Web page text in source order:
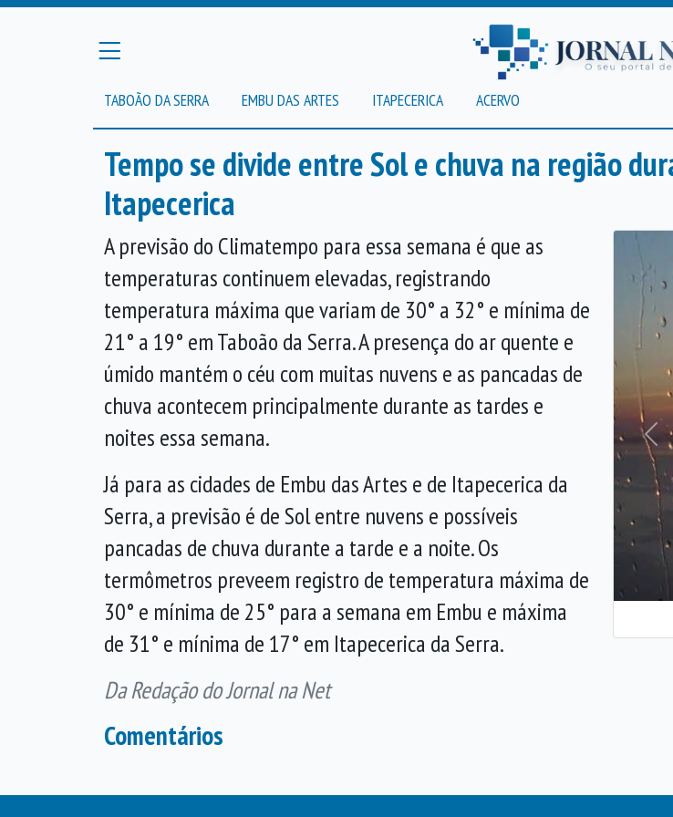
TABOÃO DA SERRA EMBU DAS ARTES ITAPECERICA ACERVO
Tempo se divide entre Sol e chuva na região
Itapecerica
A previsão do Climatempo para essa semana é que as
temperaturas continuem elevadas, registrando
temperatura máxima que variam de 30° a 32° e mínima de
21° a 19° em Taboão da Serra. A presença do ar quente e
úmido mantém o céu com muitas nuvens e as pancadas de
chuva acontecem principalmente durante as tardes e
noites essa semana.
Já para as cidades de Embu das Artes e de Itapecerica da
Serra, a previsão é de Sol entre nuvens e possíveis
pancadas de chuva durante a tarde e a noite. Os
termômetros preveem registro de temperatura máxima de
30° e mínima de 25° para a semana em Embu e máxima
de 31° e mínima de 17° em Itapecerica da Serra.
Da Redação do Jornal na Net
Comentários